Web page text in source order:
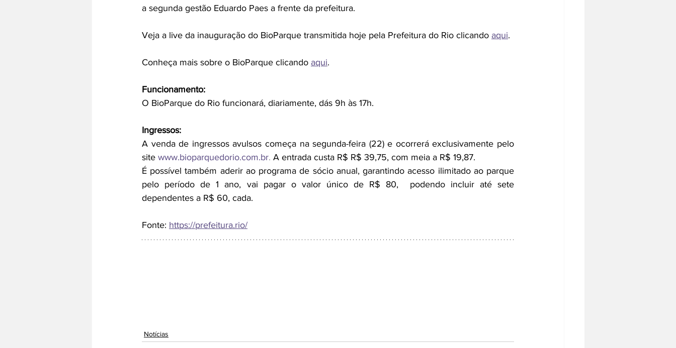
a segunda gestão Eduardo Paes a frente da prefeitura.
Veja a live da inauguração do BioParque transmitida hoje pela Prefeitura do Rio clicando aqui.
Conheça mais sobre o BioParque clicando aqui.
Funcionamento:
O BioParque do Rio funcionará, diariamente, dás 9h às 17h.
Ingressos:
A venda de ingressos avulsos começa na segunda-feira (22) e ocorrerá exclusivamente pelo
site www.bioparquedorio.com.br. A entrada custa R$ R$ 39,75, com meia a R$ 19,87.
É possível também aderir ao programa de sócio anual, garantindo acesso ilimitado ao parque
pelo período de 1 ano, vai pagar o valor único de R$ 80,  podendo incluir até sete
dependentes a R$ 60, cada.
Fonte: https://prefeitura.rio/
Notícias